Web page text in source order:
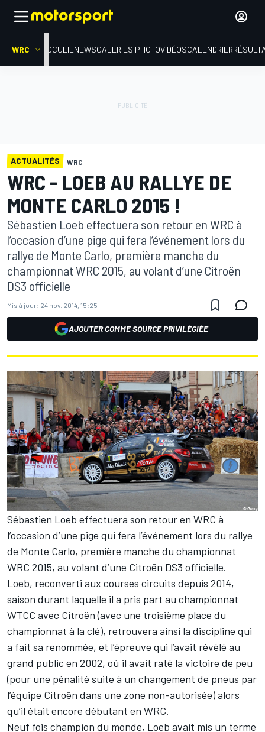
WRC ACCUEIL NEWSGALERIES PHOTOVIDÉOSCALENDRIER
ACTUALITÉS WRC
WRC - LOEB AU RALLYE DE
MONTE CARLO 2015 !
Sébastien Loeb effectuera son retour en WRC à
l’occasion d’une pige qui fera l’événement lors du
rallye de Monte Carlo, première manche du
championnat WRC 2015, au volant d’une Citroën
DS3 officielle
Mis à jour: 24 nov. 2014, 15:25
AJOUTER COMME SOURCE PRIVILÉGIÉE
Sébastien Loeb effectuera son retour en WRC à
l’occasion d’une pige qui fera l’événement lors du rallye
de Monte Carlo, première manche du championnat
WRC 2015, au volant d’une Citroën DS3 officielle.
Loeb, reconverti aux courses circuits depuis 2014,
saison durant laquelle il a pris part au championnat
WTCC avec Citroën (avec une troisième place du
championnat à la clé), retrouvera ainsi la discipline qui
a fait sa renommée, et l’épreuve qui l’avait révélé au
grand public en 2002, où il avait raté la victoire de peu
(pour une pénalité suite à un changement de pneus par
l’équipe Citroën dans une zone non-autorisée) alors
qu’il était encore débutant en WRC.
Neuf fois champion du monde, Loeb avait mis un terme